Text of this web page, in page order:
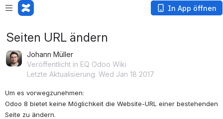
In App öffnen
Seiten URL ändern
Johann Müller
Veröffentlicht in EQ Odoo Wiki
Letzte Aktualisierung: Wed Jan 18 2017
Um es vorwegzunehmen:
Odoo 8 bietet keine Möglichkeit die Website-URL einer bestehenden
Seite zu ändern.